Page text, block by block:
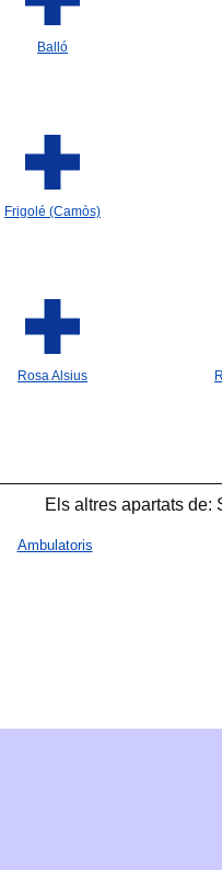
Balló
Frigolé (Camòs)
Rosa Alsius
Els altres apartats de:
Ambulatoris